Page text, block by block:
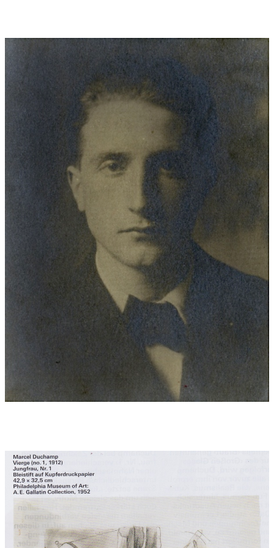
3. Satz: Mechanismus der Scham - Mechanische Scham /
Mécanisme de la pudeur – Pudeur mécanique hat nich den
Untertitel „Die Braut von den Junggesellen nackt entblößt. Man
findet hier wieder technisch-schematisches Denken und
Zeichnen zur Darstellung intimster Gefühle. Autobiographisch
findet man in diesem Gemälde die Tragik seiner Liebe (er war
damals 24jährig in München) zu Gabrielle Buffet-Picabia, die
mit seinem Künstlerfreund Francis Picabia verheiratet war. Von
München fuhr er einmal 700 Kilometer in den französischen
Jura, nur um ein paar Stunden seine angebetet Unerreichbar
im Wartesaal eines kleinen Bahnhofs zu treffen. Es geht also
um eine Frau, die von zwei Männern bedrängt wird, was sich in
der Werkstruktur (aggressiver Mittel- und Endteil, intimer
Mittelteil) deutlich widerspiegelt. Das Gemälde (Bleistift, Tinte,
Tusche auf Tonpapier) hängt im Centre Pompidou Paris.
Widmung:
..friendly dedicated to Yvonne Troxler and her
Glassfarm-Ensemble New York
Uraufführung:
18.01.2013 , New York Leonard Nimoy Thalia at
Symphony Space Broadway and 95th Street New York
Uraufführung Interpreten:Glassfarm Ensemble New York mit
Margret Lancaster/ Fl, Amy Advocat, Clar, Gregor Kitzis/Vla, Matt
Goecke/Vc, Bill Trigg perc., Yvonne Troxler/pno,